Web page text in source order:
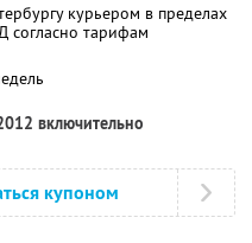
курьером в пределах
согласно тарифам
включительно
купоном